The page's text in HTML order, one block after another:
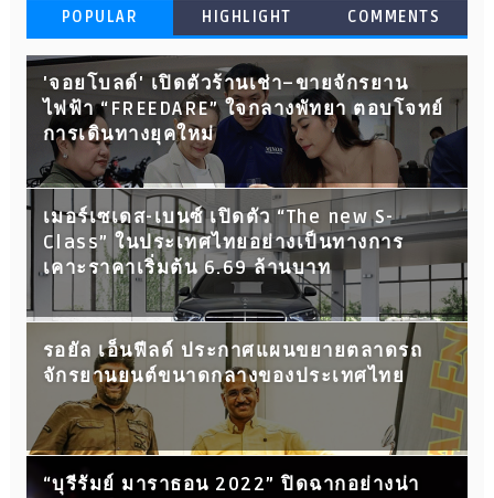
POPULAR HIGHLIGHT COMMENTS
'จอยโบลด์' เปิดตัวร้านเช่า–ขายจักรยาน
ไฟฟ้า “FREEDARE” ใจกลางพัทยา ตอบโจทย์
การเดินทางยุคใหม่
เมอร์เซเดส-เบนซ์ เปิดตัว “The new S-
Class” ในประเทศไทยอย่างเป็นทางการ
เคาะราคาเริ่มต้น 6.69 ล้านบาท
รอยัล เอ็นฟีลด์ ประกาศแผนขยายตลาดรถ
จักรยานยนต์ขนาดกลางของประเทศไทย
“บุรีรัมย์ มาราธอน 2022” ปิดฉากอย่างน่า